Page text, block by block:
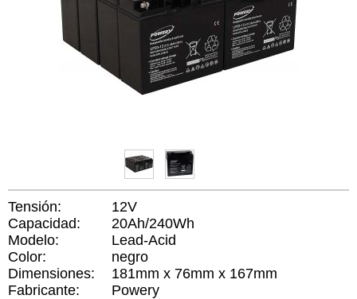
Tensión:
12V
Capacidad:
20Ah/240Wh
Modelo:
Lead-Acid
Color:
negro
Dimensiones:
181mm x 76mm x 167mm
Fabricante:
Powery